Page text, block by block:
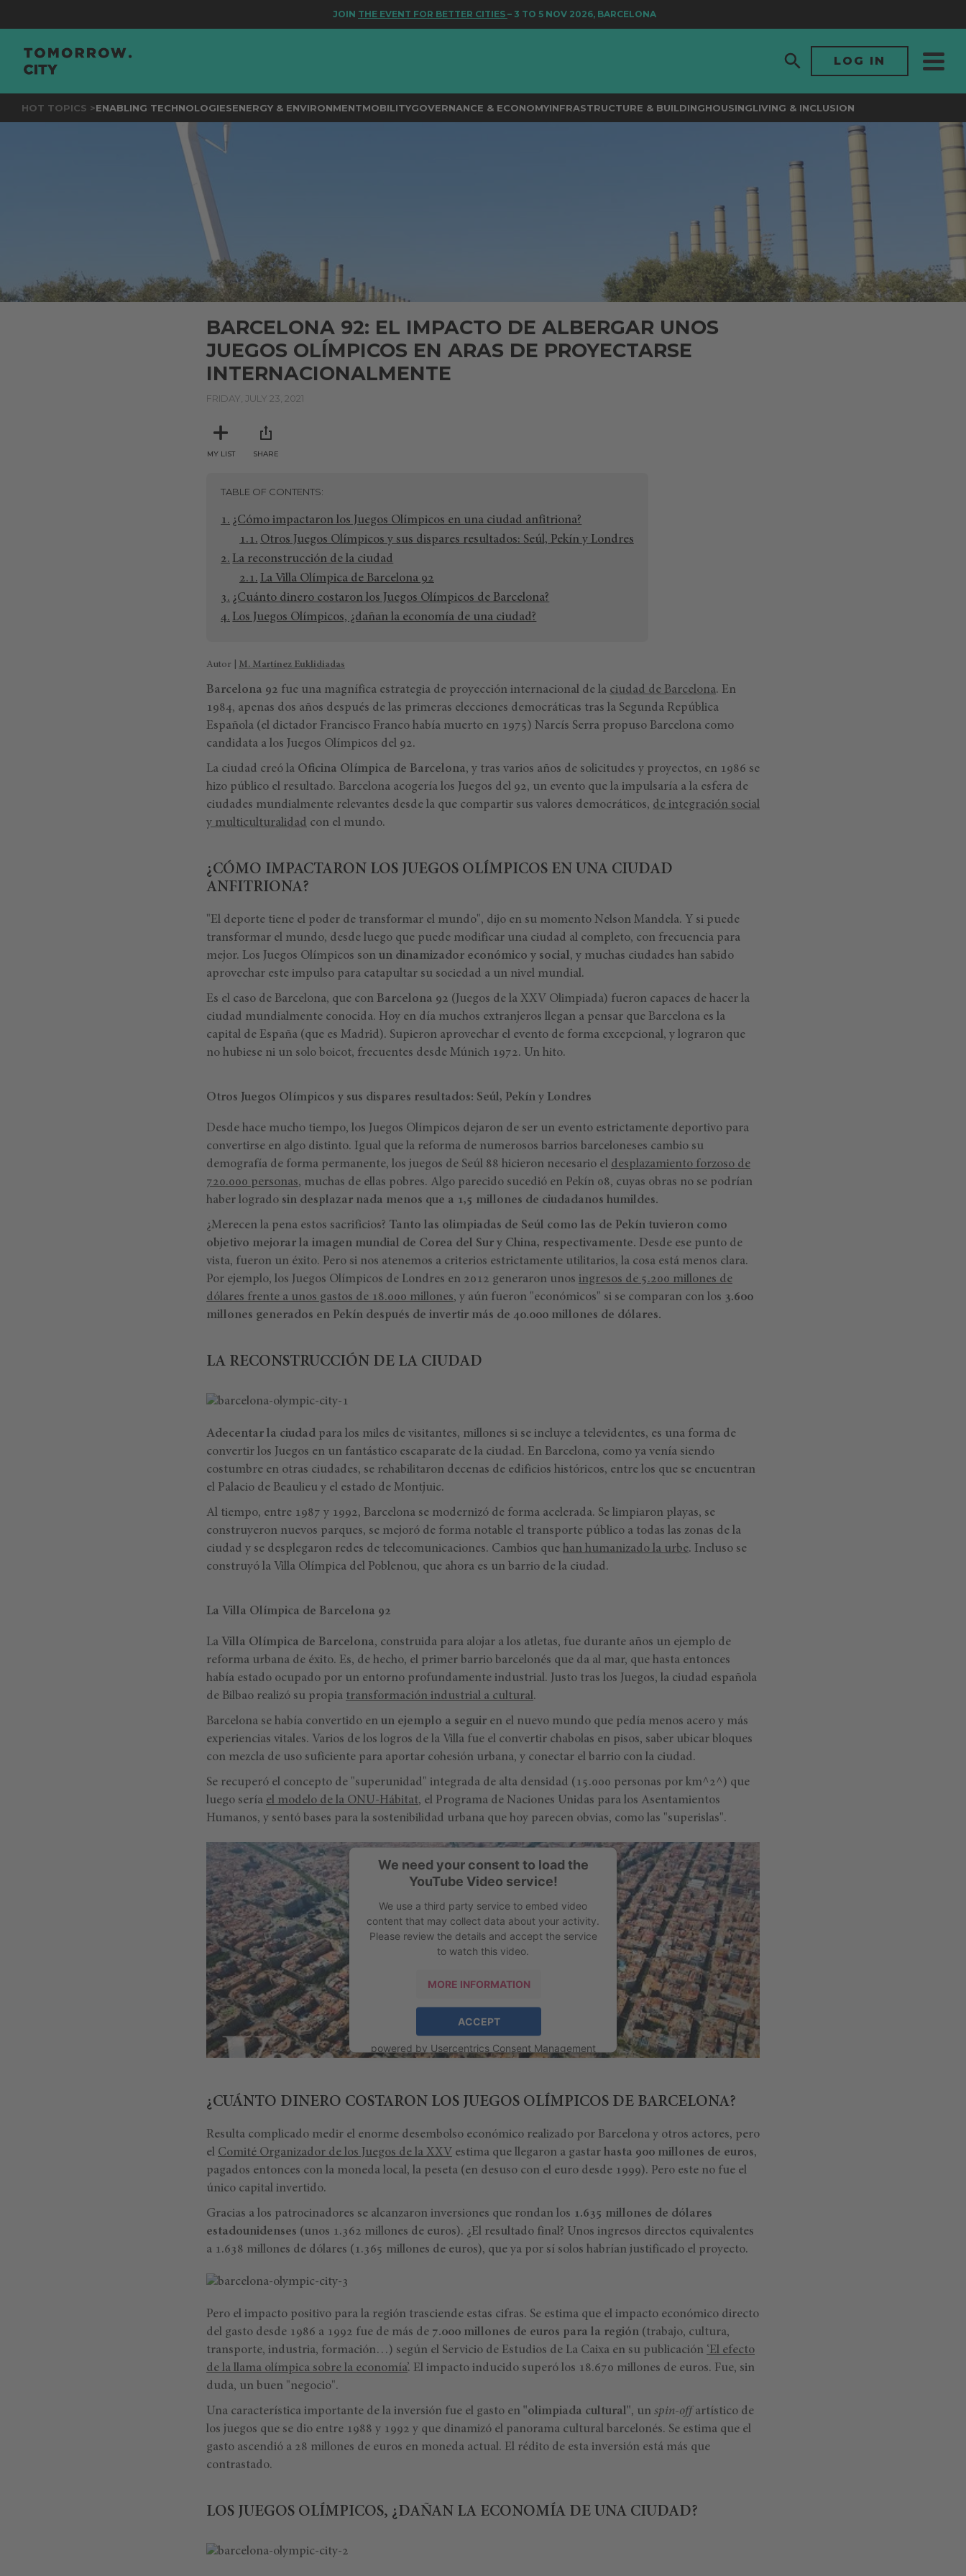
THE EVENT FOR BETTER CITIES– 3 TO 5 NOV 2026, BARCELONA
LOG IN
HOT TOPICS >ENABLING TECHNOLOGIESENERGY & ENVIRONMENTMOBILITYGOVERNANCE & ECONOMYINFRASTRUCTURE & BUILDINGHOUSINGLIVING & INCLUSION
BARCELONA 92: EL IMPACTO DE ALBERGAR UNOS
JUEGOS OLÍMPICOS EN ARAS DE PROYECTARSE
INTERNACIONALMENTE
FRIDAY, JULY 23, 2021
MY LIST SHARE
TABLE OF CONTENTS
¿Cómo impactaron los Juegos Olímpicos en una ciudad anfitriona?
Otros Juegos Olímpicos y sus dispares resultados: Seúl, Pekín y Londres
La reconstrucción de la ciudad
La Villa Olímpica de Barcelona 92
¿Cuánto dinero costaron los Juegos Olímpicos de Barcelona?
Los Juegos Olímpicos, ¿dañan la economía de una ciudad?
Autor | M. Martínez Euklidiadas
Barcelona 92 fue una magnífica estrategia de proyección internacional de la ciudad de Barcelona. En
1984, apenas dos años después de las primeras elecciones democráticas tras la Segunda República
Española (el dictador Francisco Franco había muerto en 1975) Narcís Serra propuso Barcelona como
candidata a los Juegos Olímpicos del 92.
La ciudad creó la Oficina Olímpica de Barcelona, y tras varios años de solicitudes y proyectos, en 1986 se
hizo público el resultado. Barcelona acogería los Juegos del 92, un evento que la impulsaría a la esfera de
ciudades mundialmente relevantes desde la que compartir sus valores democráticos, de integración social
y multiculturalidad con el mundo.
¿CÓMO IMPACTARON LOS JUEGOS OLÍMPICOS EN UNA CIUDAD
ANFITRIONA?
"El deporte tiene el poder de transformar el mundo", dijo en su momento Nelson Mandela. Y si puede
transformar el mundo, desde luego que puede modificar una ciudad al completo, con frecuencia para
mejor. Los Juegos Olímpicos son un dinamizador económico y social, y muchas ciudades han sabido
aprovechar este impulso para catapultar su sociedad a un nivel mundial.
Es el caso de Barcelona, que con Barcelona 92 (Juegos de la XXV Olimpiada) fueron capaces de hacer la
ciudad mundialmente conocida. Hoy en día muchos extranjeros llegan a pensar que Barcelona es la
capital de España (que es Madrid). Supieron aprovechar el evento de forma excepcional, y lograron que
no hubiese ni un solo boicot, frecuentes desde Múnich 1972. Un hito.
Otros Juegos Olímpicos y sus dispares resultados: Seúl, Pekín y Londres
Desde hace mucho tiempo, los Juegos Olímpicos dejaron de ser un evento estrictamente deportivo para
convertirse en algo distinto. Igual que la reforma de numerosos barrios barceloneses cambio su
demografía de forma permanente, los juegos de Seúl 88 hicieron necesario el desplazamiento forzoso de
720.000 personas, muchas de ellas pobres. Algo parecido sucedió en Pekín 08, cuyas obras no se podrían
haber logrado sin desplazar nada menos que a 1,5 millones de ciudadanos humildes.
¿Merecen la pena estos sacrificios? Tanto las olimpiadas de Seúl como las de Pekín tuvieron como
objetivo mejorar la imagen mundial de Corea del Sur y China, respectivamente. Desde ese punto de
vista, fueron un éxito. Pero si nos atenemos a criterios estrictamente utilitarios, la cosa está menos clara.
Por ejemplo, los Juegos Olímpicos de Londres en 2012 generaron unos ingresos de 5.200 millones de
dólares frente a unos gastos de 18.000 millones, y aún fueron "económicos" si se comparan con los 3.600
millones generados en Pekín después de invertir más de 40.000 millones de dólares.
LA RECONSTRUCCIÓN DE LA CIUDAD
Adecentar la ciudad para los miles de visitantes, millones si se incluye a televidentes, es una forma de
convertir los Juegos en un fantástico escaparate de la ciudad. En Barcelona, como ya venía siendo
costumbre en otras ciudades, se rehabilitaron decenas de edificios históricos, entre los que se encuentran
el Palacio de Beaulieu y el estado de Montjuic.
Al tiempo, entre 1987 y 1992, Barcelona se modernizó de forma acelerada. Se limpiaron playas, se
construyeron nuevos parques, se mejoró de forma notable el transporte público a todas las zonas de la
ciudad y se desplegaron redes de telecomunicaciones. Cambios que han humanizado la urbe. Incluso se
construyó la Villa Olímpica del Poblenou, que ahora es un barrio de la ciudad.
La Villa Olímpica de Barcelona 92
La Villa Olímpica de Barcelona, construida para alojar a los atletas, fue durante años un ejemplo de
reforma urbana de éxito. Es, de hecho, el primer barrio barcelonés que da al mar, que hasta entonces
había estado ocupado por un entorno profundamente industrial. Justo tras los Juegos, la ciudad española
de Bilbao realizó su propia transformación industrial a cultural.
Barcelona se había convertido en un ejemplo a seguir en el nuevo mundo que pedía menos acero y más
experiencias vitales. Varios de los logros de la Villa fue el convertir chabolas en pisos, saber ubicar bloques
con mezcla de uso suficiente para aportar cohesión urbana, y conectar el barrio con la ciudad.
Se recuperó el concepto de "superunidad" integrada de alta densidad (15.000 personas por km^2^) que
luego sería el modelo de la ONU-Hábitat, el Programa de Naciones Unidas para los Asentamientos
Humanos, y sentó bases para la sostenibilidad urbana que hoy parecen obvias, como las "superislas".
We need your consent to load the
YouTube Video service!
We use a third party service to embed video
content that may collect data about your activity.
Please review the details and accept the service
to watch this video.
MORE INFORMATION
ACCEPT
powered by Usercentrics Consent Management
¿CUÁNTO DINERO COSTARON LOS JUEGOS OLÍMPICOS DE BARCELONA?
Resulta complicado medir el enorme desembolso económico realizado por Barcelona y otros actores, pero
el Comité Organizador de los Juegos de la XXV estima que llegaron a gastar hasta 900 millones de euros,
pagados entonces con la moneda local, la peseta (en desuso con el euro desde 1999). Pero este no fue el
único capital invertido.
Gracias a los patrocinadores se alcanzaron inversiones que rondan los 1.635 millones de dólares
estadounidenses (unos 1.362 millones de euros). ¿El resultado final? Unos ingresos directos equivalentes
a 1.638 millones de dólares (1.365 millones de euros), que ya por sí solos habrían justificado el proyecto.
Pero el impacto positivo para la región trasciende estas cifras. Se estima que el impacto económico directo
del gasto desde 1986 a 1992 fue de más de 7.000 millones de euros para la región (trabajo, cultura,
transporte, industria, formación…) según el Servicio de Estudios de La Caixa en su publicación ‘El efecto
de la llama olímpica sobre la economía’. El impacto inducido superó los 18.670 millones de euros. Fue, sin
duda, un buen "negocio".
Una característica importante de la inversión fue el gasto en "olimpiada cultural", un spin-off artístico de
los juegos que se dio entre 1988 y 1992 y que dinamizó el panorama cultural barcelonés. Se estima que el
gasto ascendió a 28 millones de euros en moneda actual. El rédito de esta inversión está más que
contrastado.
LOS JUEGOS OLÍMPICOS, ¿DAÑAN LA ECONOMÍA DE UNA CIUDAD?